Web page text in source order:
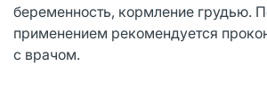
беременность, кормление грудью.
применением рекомендуется
с врачом.